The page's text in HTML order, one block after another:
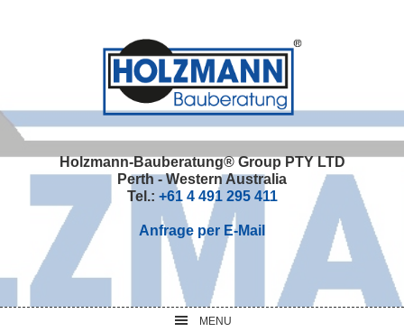
Holzmann-Bauberatung® Group PTY LTD
Perth - Western Australia
Tel.: +61 4 491 295 411
Anfrage per E-Mail
MENU